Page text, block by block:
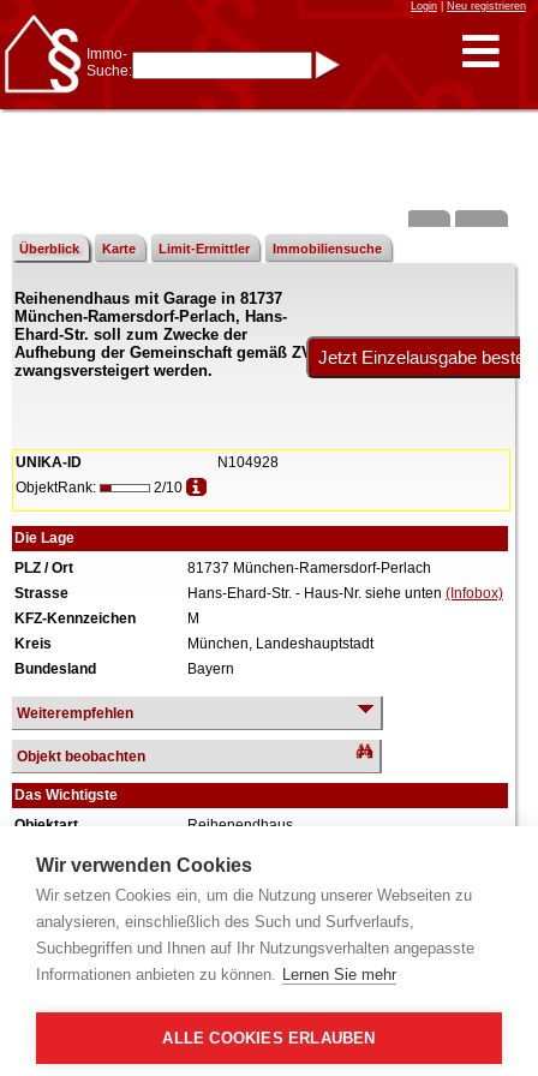
Wir verwenden Cookies
Wir setzen Cookies ein, um die Nutzung unserer Webseiten zu
analysieren, einschließlich des Such und Surfverlaufs,
Suchbegriffen und Ihnen auf Ihr Nutzungsverhalten angepasste
Informationen anbieten zu können. Lernen Sie mehr
ALLE COOKIES ERLAUBEN
Login| Neu registrieren
Immo-
Suche:
z.B.:15 Frankfurtfür
Frankfurt/Oder
und6 Frankfurtfür Frankfurt
Immobiliensuche
nach Kreis
nach Amtsgericht
Überblick Karte Limit-Ermittler Immobiliensuche
Reihenendhaus mit Garage in 81737
München-Ramersdorf-Perlach, Hans-
Ehard-Str. soll zum Zwecke der
Aufhebung der Gemeinschaft gemäß ZVG
zwangsversteigert werden.
UNIKA-ID
N104928
ObjektRank:
2/10
Die Lage
PLZ / Ort
81737 München-Ramersdorf-Perlach
Strasse
Hans-Ehard-Str. - Haus-Nr. siehe unten (Infobox)
KFZ-Kennzeichen
M
Kreis
München, Landeshauptstadt
Bundesland
Bayern
Weiterempfehlen
Objekt beobachten
Das Wichtigste
Objektart
Reihenendhaus
Wiederholungstermin
Nein
Termin
siehe unten(Infobox)
Baujahr
ca. 1982
Grundstück
547 m²
Nutzfläche
47 m²
Garage, sowie Miteigentumsanteile an
Verkehrsflächen.